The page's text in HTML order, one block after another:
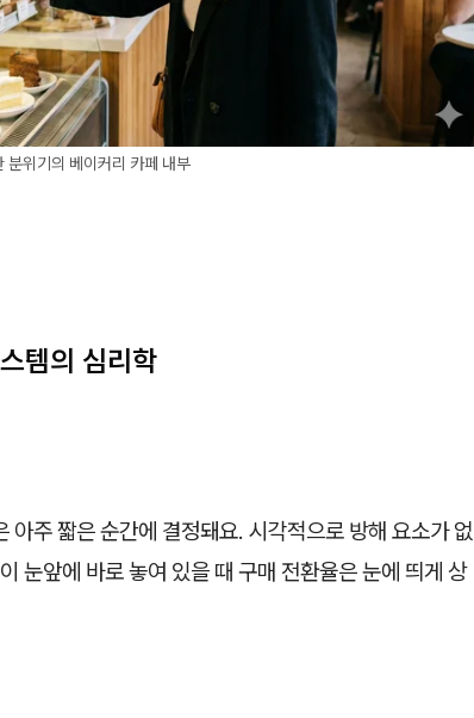
분위기의 베이커리 카페 내부
템의 심리학
아주 짧은 순간에 결정돼요. 시각적으로 방해 요소가 없
눈앞에 바로 놓여 있을 때 구매 전환율은 눈에 띄게 상